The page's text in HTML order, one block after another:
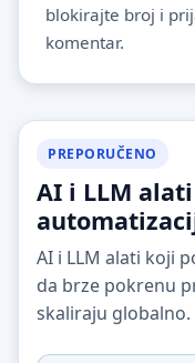
blokirajte broj i
komentar.
PREPORUČENO
AI i LLM
AI i LLM alati koji
da brze pokrenu
skaliraju globalno.